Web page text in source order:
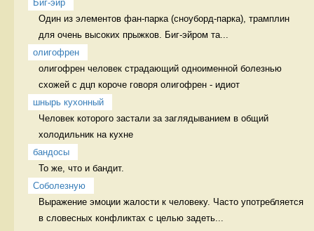
Биг-эйр
Один из элементов фан-парка (сноуборд-парка), трамплин
для очень высоких прыжков. Биг-эйром та...
олигофрен
олигофрен человек страдающий одноименной болезнью
схожей с дцп короче говоря олигофрен - идиот
шнырь кухонный
Человек которого застали за заглядыванием в общий
холодильник на кухне
бандосы
То же, что и бандит.
Соболезную
Выражение эмоции жалости к человеку. Часто употребляется
в словесных конфликтах с целью задеть...